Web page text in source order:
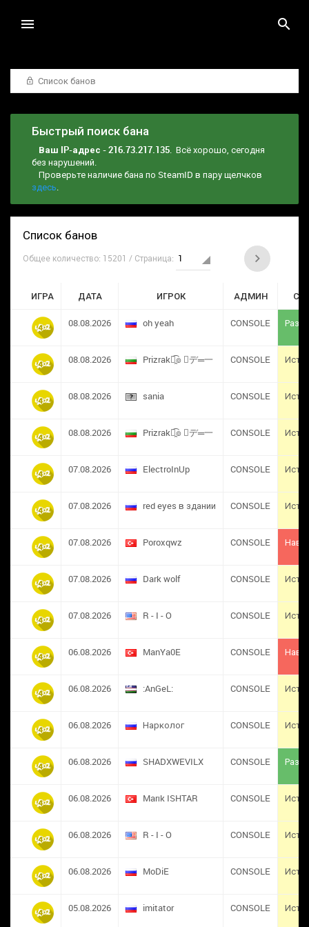
Список банов
Быстрый поиск бана
Ваш IP-адрес - 216.73.217.135. Всё хорошо, сегодня
без нарушений.
Проверьте наличие бана по SteamID в пару щелчков
здесь.
Список банов
Общее количество: 15201 / Страница:
ИГРА ДАТА ИГРОК АДМИН
08.08.2026 oh yeah CONSOLE
08.08.2026 Prizrak๏̯͡๏ ︻デ═一 CONSOLE Истек
08.08.2026 sania CONSOLE Истек
08.08.2026 Prizrak๏̯͡๏ ︻デ═一 CONSOLE Истек
07.08.2026 ElectroInUp CONSOLE Истек
07.08.2026 red eyes в здании CONSOLE Истек
07.08.2026 ​Poroxqwz CONSOLE
07.08.2026 Dark wolf CONSOLE Истек
07.08.2026 R - I - O CONSOLE Истек
06.08.2026 ManYa0E CONSOLE
06.08.2026 :AnGeL: CONSOLE Истек
06.08.2026 Нарколог CONSOLE Истек
06.08.2026 SHADXWEVILX CONSOLE
06.08.2026 Marık ISHTAR CONSOLE Истек
06.08.2026 R - I - O CONSOLE Истек
06.08.2026 MoDiE CONSOLE Истек
05.08.2026 imitator CONSOLE Истек